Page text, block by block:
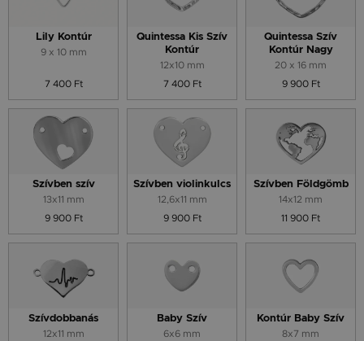
Lily Kontúr
9 x 10 mm
7 400 Ft
Quintessa Kis Szív
Kontúr
12x10 mm
7 400 Ft
Quintessa Szív
Kontúr Nagy
20 x 16 mm
9 900 Ft
Szívben szív
13x11 mm
9 900 Ft
Szívben violinkulcs
12,6x11 mm
9 900 Ft
Szívben Földgömb
14x12 mm
11 900 Ft
Szívdobbanás
12x11 mm
Baby Szív
6x6 mm
Kontúr Baby Szív
8x7 mm